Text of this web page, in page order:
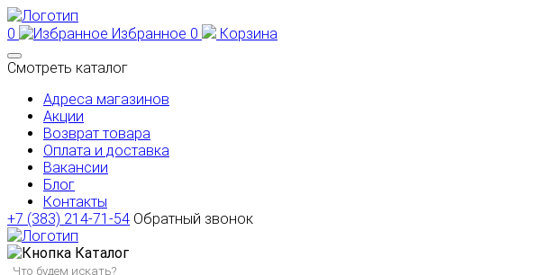
0 Избранное 0
Корзина
Смотреть каталог
Адреса магазинов
Акции
Возврат товара
Оплата и доставка
Вакансии
Блог
Контакты
+7 (383) 214-71-54 Обратный звонок
Каталог